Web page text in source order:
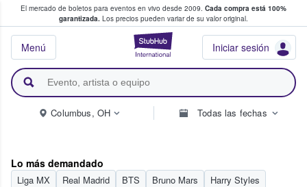
El mercado de boletos para eventos en vivo desde 2009. Cada compra está 100%
garantizada. Los precios pueden variar de su valor original.
StubHub: donde
Iniciar sesión
Menú
fans compran y venden boletos
Columbus, OH Todas las fechas
Lo más demandado
Liga MX Real Madrid BTS Bruno Mars
Harry Styles